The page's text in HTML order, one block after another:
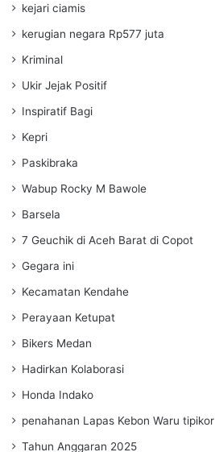
kejari ciamis
kerugian negara Rp577 juta
Kriminal
Ukir Jejak Positif
Inspiratif Bagi
Kepri
Paskibraka
Wabup Rocky M Bawole
Barsela
7 Geuchik di Aceh Barat di Copot
Gegara ini
Kecamatan Kendahe
Perayaan Ketupat
Bikers Medan
Hadirkan Kolaborasi
Honda Indako
penahanan Lapas Kebon Waru tipikor
Tahun Anggaran 2025